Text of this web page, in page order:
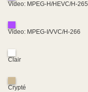
Video: MPEG-H/HEVC/H-265
Video: MPEG-I/VVC/H-266
Clair
Crypté